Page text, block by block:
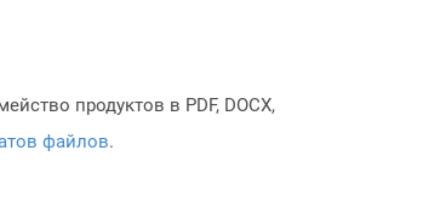
продуктов в PDF, DOCX,
файлов.